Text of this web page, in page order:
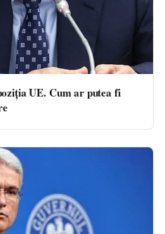
UE. Cum ar putea fi